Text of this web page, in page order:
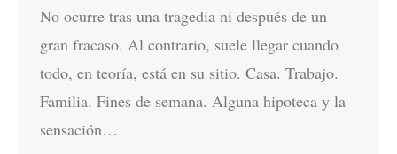
No ocurre tras una tragedia ni después de un
gran fracaso. Al contrario, suele llegar cuando
todo, en teoría, está en su sitio. Casa. Trabajo.
Familia. Fines de semana. Alguna hipoteca y la
sensación…